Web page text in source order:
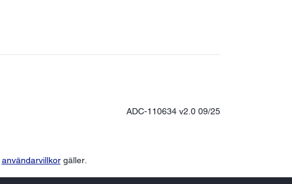
ADC-110634 v2.0 09/25
användarvillkorgäller.